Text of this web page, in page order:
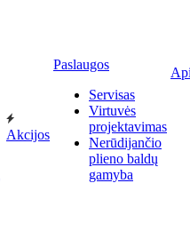
Akcijos
Paslaugos
Servisas
Virtuvės
projektavimas
Nerūdijančio
plieno baldų
gamyba